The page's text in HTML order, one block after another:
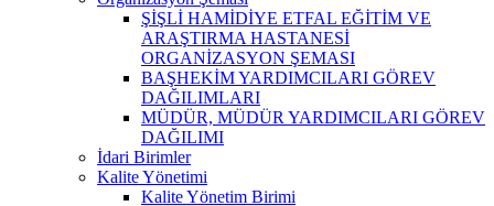
ŞİŞLİ HAMİDİYE ETFAL EĞİTİM VE
ARAŞTIRMA HASTANESİ
ORGANİZASYON ŞEMASI
BAŞHEKİM YARDIMCILARI GÖREV
DAĞILIMLARI
MÜDÜR, MÜDÜR YARDIMCILARI GÖREV
DAĞILIMI
İdari Birimler
Kalite Yönetimi
Kalite Yönetim Birimi